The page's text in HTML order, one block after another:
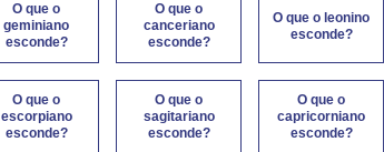
O que o
geminiano
esconde?
O que o
canceriano
esconde?
O que o leonino
esconde?
O que o
escorpiano
esconde?
O que o
sagitariano
esconde?
O que o
capricorniano
esconde?